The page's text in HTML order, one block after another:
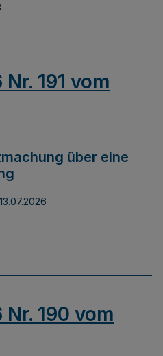
191 vom
über eine
13.07.2026
190 vom